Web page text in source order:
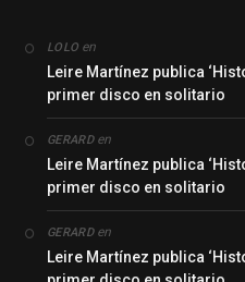
LOLO en
Leire Martínez publica
primer disco en solitario
GERARDen
Leire Martínez publica
primer disco en solitario
GERARDen
Leire Martínez publica